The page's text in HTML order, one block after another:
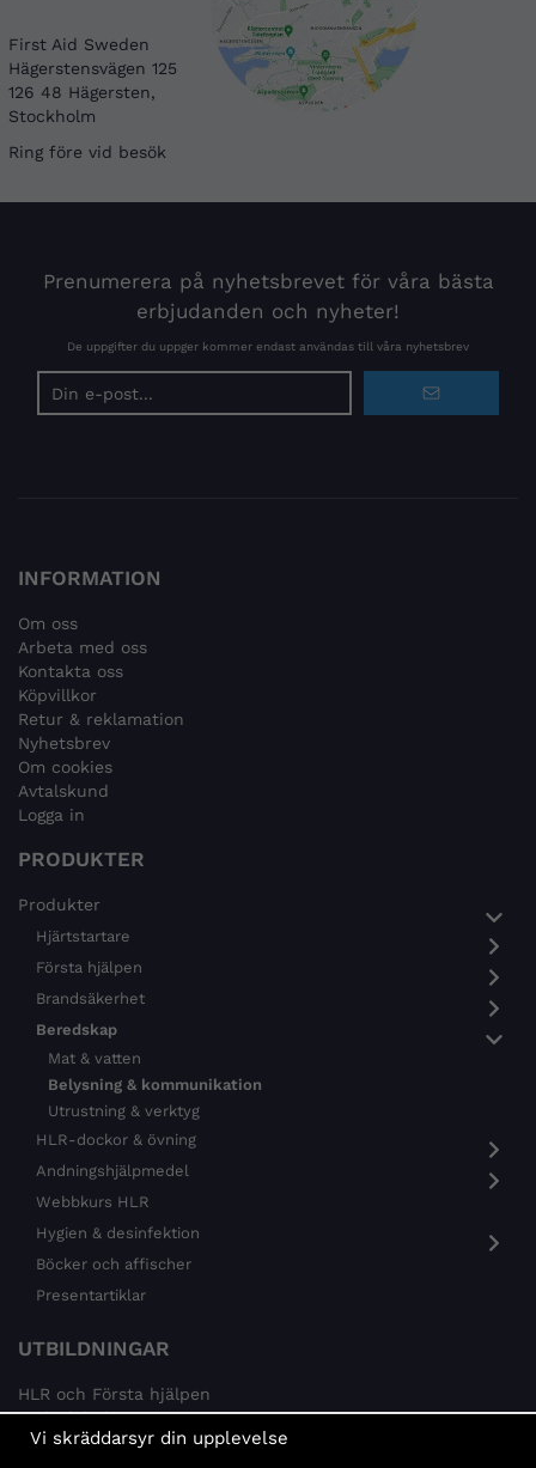
First Aid Sweden
Hägerstensvägen 125
126 48 Hägersten,
Stockholm
Ring före vid besök
Prenumerera på nyhetsbrevet för våra bästa
erbjudanden och nyheter!
De uppgifter du uppger kommer endast användas till våra nyhetsbrev
INFORMATION
Om oss
Arbeta med oss
Kontakta oss
Köpvillkor
Retur & reklamation
Nyhetsbrev
Om cookies
Avtalskund
Logga in
PRODUKTER
Produkter
Hjärtstartare
Första hjälpen
Brandsäkerhet
Beredskap
Mat & vatten
Belysning & kommunikation
Utrustning & verktyg
HLR-dockor & övning
Andningshjälpmedel
Webbkurs HLR
Hygien & desinfektion
Böcker och affischer
Presentartiklar
UTBILDNINGAR
HLR och Första hjälpen
Psykisk hälsa
Brandskydd
Vi skräddarsyr din upplevelse